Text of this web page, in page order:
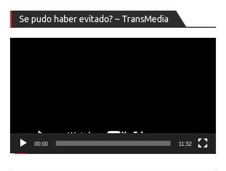
Se pudo haber evitado? – TransMedia
de
00:00 11:32